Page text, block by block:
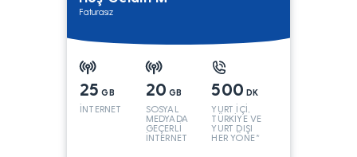
Faturasız
25 GB
İNTERNET
20 GB
SOSYAL
MEDYADA
GEÇERLİ
İNTERNET
500 DK
YURT İÇİ,
TÜRKİYE VE
YURT DIŞI
HER YÖNE*